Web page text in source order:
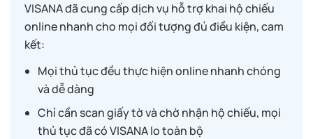
VISANA đã cung cấp dịch vụ hỗ trợ khai hộ chiếu
online nhanh cho mọi đối tượng đủ điều kiện, cam
kết:
Mọi thủ tục đều thực hiện online nhanh chóng
và dễ dàng
Chỉ cần scan giấy tờ và chờ nhận hộ chiếu, mọi
thủ tục đã có VISANA lo toàn bộ